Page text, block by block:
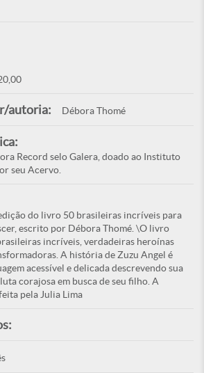
autoria: Débora Thomé
Record selo Galera, doado ao Instituto
seu Acervo.
do livro 50 brasileiras incríveis para
escrito por Débora Thomé. \O livro
incríveis, verdadeiras heroínas
A história de Zuzu Angel é
acessível e delicada descrevendo sua
corajosa em busca de seu filho. A
pela Julia Lima